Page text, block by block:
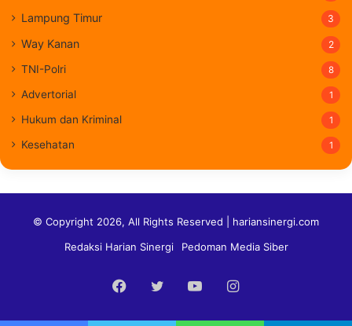
Lampung Timur 3
Way Kanan 2
TNI-Polri 8
Advertorial 1
Hukum dan Kriminal 1
Kesehatan 1
© Copyright 2026, All Rights Reserved | hariansinergi.com
Redaksi Harian Sinergi
Pedoman Media Siber
Facebook
TwitterYouTubeInstagram